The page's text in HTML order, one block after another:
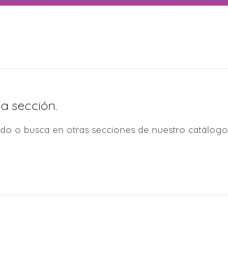
sección.
o busca en otras secciones de nuestro catálogo.